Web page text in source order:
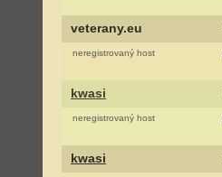
veterany.eu
neregistrovaný host
kwasi
neregistrovaný host
kwasi